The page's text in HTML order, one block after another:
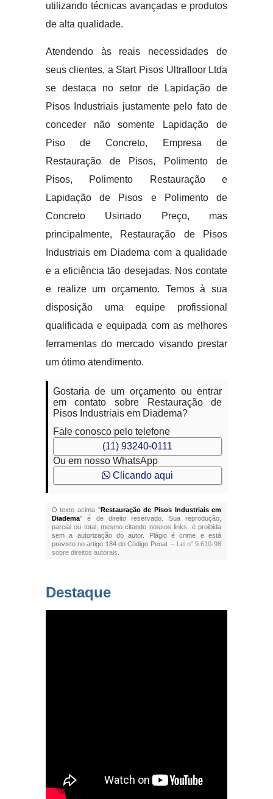
utilizando técnicas avançadas e produtos
de alta qualidade.
Atendendo às reais necessidades de
seus clientes, a Start Pisos Ultrafloor Ltda
se destaca no setor de Lapidação de
Pisos Industriais justamente pelo fato de
conceder não somente Lapidação de
Piso de Concreto, Empresa de
Restauração de Pisos, Polimento de
Pisos, Polimento Restauração e
Lapidação de Pisos e Polimento de
Concreto Usinado Preço, mas
principalmente, Restauração de Pisos
Industriais em Diadema com a qualidade
e a eficiência tão desejadas. Nos contate
e realize um orçamento. Temos à sua
disposição uma equipe profissional
qualificada e equipada com as melhores
ferramentas do mercado visando prestar
um ótimo atendimento.
Gostaria de um orçamento ou entrar
em contato sobre Restauração de
Pisos Industriais em Diadema?
Fale conosco pelo telefone
(11) 93240-0111
Ou em nosso WhatsApp
Clicando aqui
O texto acima "Restauração de Pisos Industriais em
Diadema" é de direito reservado. Sua reprodução,
parcial ou total, mesmo citando nossos links, é proibida
sem a autorização do autor. Plágio é crime e está
previsto no artigo 184 do Código Penal. – Lei n° 9.610-98
sobre direitos autorais
Destaque